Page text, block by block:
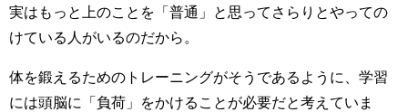
実はもっと上のことを「普通」と思ってさらりとやっての
けている人がいるのだから。
体を鍛えるためのトレーニングがそうであるように、学習
には頭脳に「負荷」をかけることが必要だと考えていま